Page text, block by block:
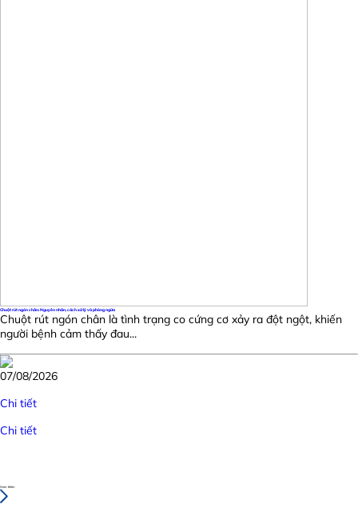
Chuột rút ngón chân: Nguyên nhân, cách xử lý và phòng ngừa
Chuột rút ngón chân là tình trạng co cứng cơ xảy ra đột ngột, khiến
người bệnh cảm thấy đau...
07/08/2026
Chi tiết
Chi tiết
Xem thêm